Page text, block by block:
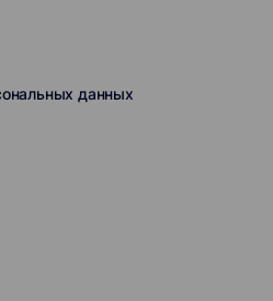
данных